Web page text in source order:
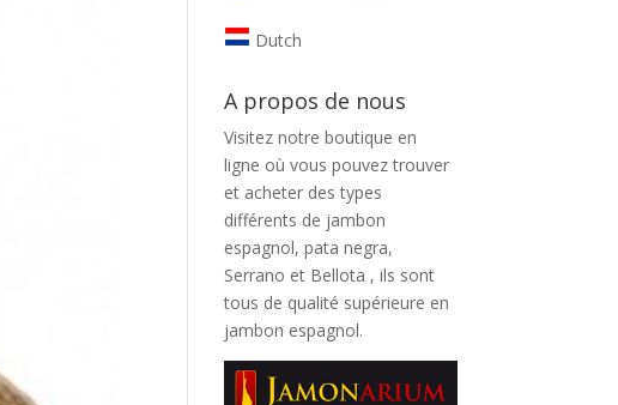
Dutch
A propos de nous
Visitez notre boutique en
ligne où vous pouvez trouver
et acheter des types
différents de jambon
espagnol, pata negra,
Serrano et Bellota , ils sont
tous de qualité supérieure en
jambon espagnol.